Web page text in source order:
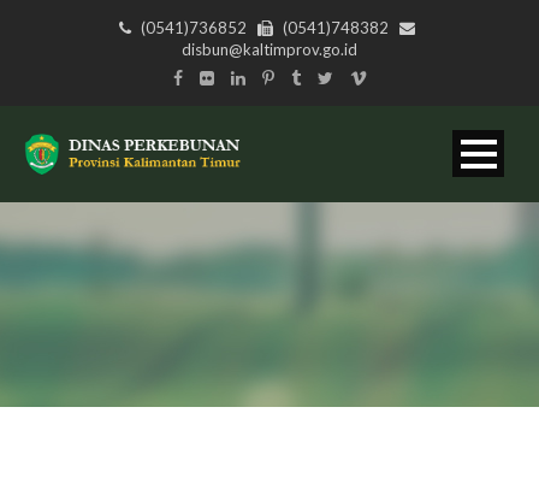
(0541)736852
(0541)748382
disbun@kaltimprov.go.id